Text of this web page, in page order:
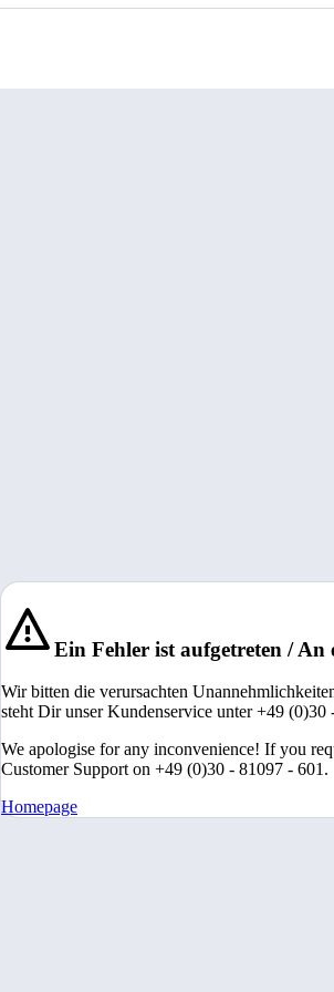
Ein Fehler ist aufgetreten / An
Wir bitten die verursachten
steht Dir unser Kundenservice unter +49
We apologise for any inconvenience! If you
Customer Support on +49 (0)30 - 81097 - 601.
Homepage